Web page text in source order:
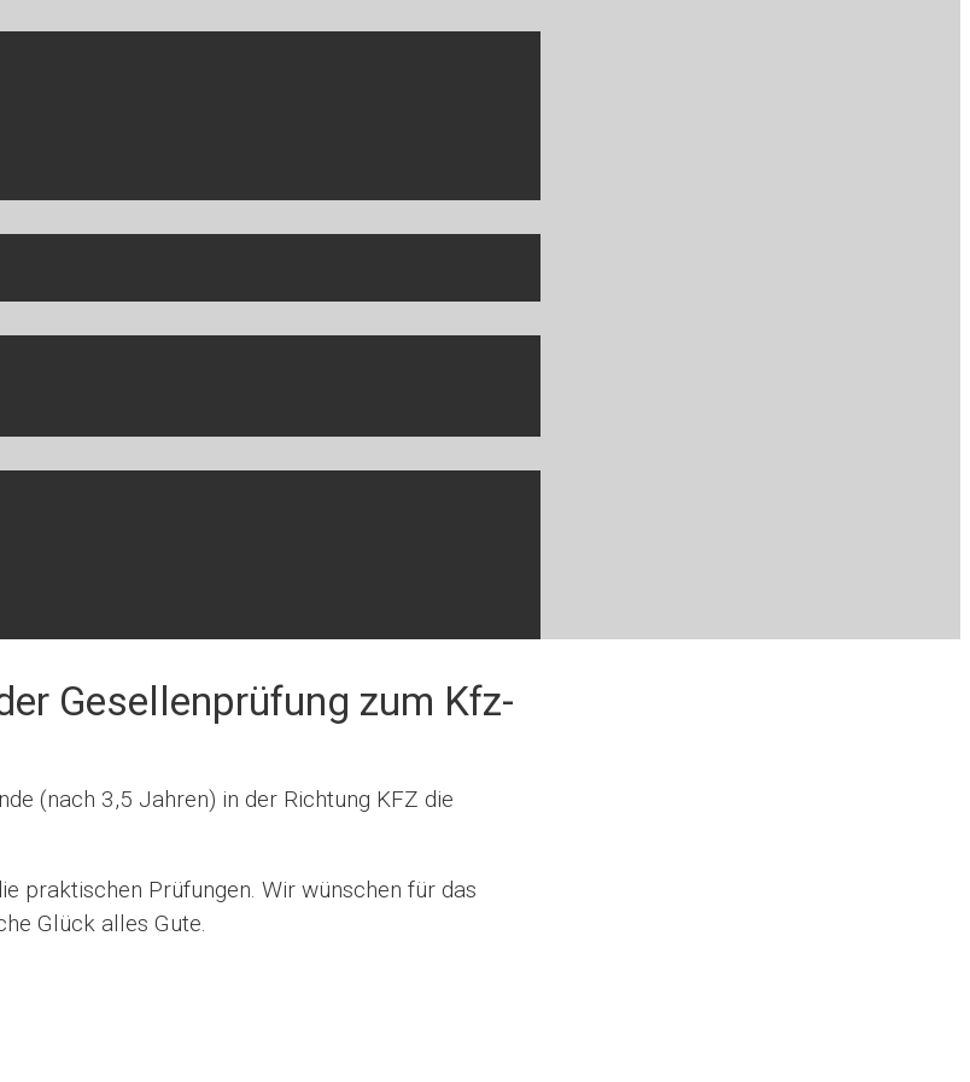
Gesellenprüfung zum Kfz-
(nach 3,5 Jahren) in der Richtung KFZ die
praktischen Prüfungen. Wir wünschen für das
Glück alles Gute.